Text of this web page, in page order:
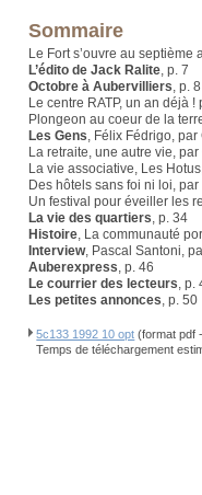
Sommaire
Le Fort s’ouvre au septième
L’édito de Jack Ralite , p. 7
Octobre à Aubervilliers , p. 8
Le centre RATP, un an déjà
Plongeon au coeur de la
Les Gens , Félix Fédrigo,
La retraite, une autre vie,
La vie associative, Les
Des hôtels sans foi ni loi,
Un festival pour éveiller les
La vie des quartiers , p. 34
Histoire , La communauté
Interview, Pascal Santoni,
Auberexpress , p. 46
Le courrier des lecteurs , p.
Les petites annonces , p. 50
5c133 1992 10 opt (format pdf
Temps de téléchargement